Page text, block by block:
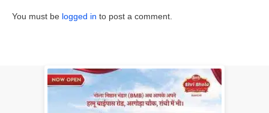
You must be logged in to post a comment.